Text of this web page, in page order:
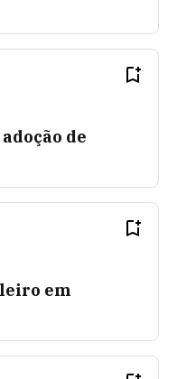
de
em